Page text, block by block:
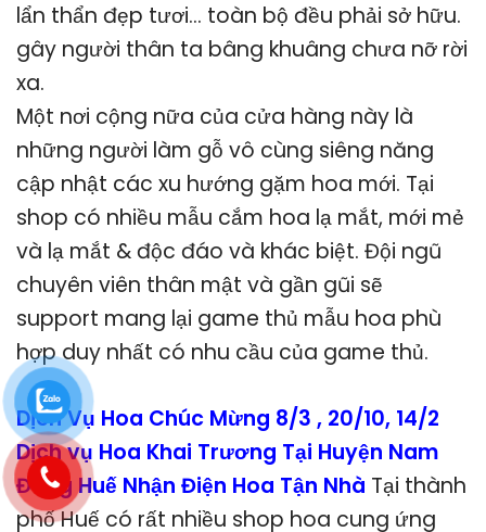
lẩn thẩn đẹp tươi… toàn bộ đều phải sở hữu.
gây người thân ta bâng khuâng chưa nỡ rời
xa.
Một nơi cộng nữa của cửa hàng này là
những người làm gỗ vô cùng siêng năng
cập nhật các xu hướng gặm hoa mới. Tại
shop có nhiều mẫu cắm hoa lạ mắt, mới mẻ
và lạ mắt & độc đáo và khác biệt. Đội ngũ
chuyên viên thân mật và gần gũi sẽ
support mang lại game thủ mẫu hoa phù
hợp duy nhất có nhu cầu của game thủ.
Dịch Vụ Hoa Chúc Mừng 8/3 , 20/10, 14/2
Dịch vụ Hoa Khai Trương Tại Huyện Nam
Đông Huế Nhận Điện Hoa Tận Nhà Tại thành
phố Huế có rất nhiều shop hoa cung ứng